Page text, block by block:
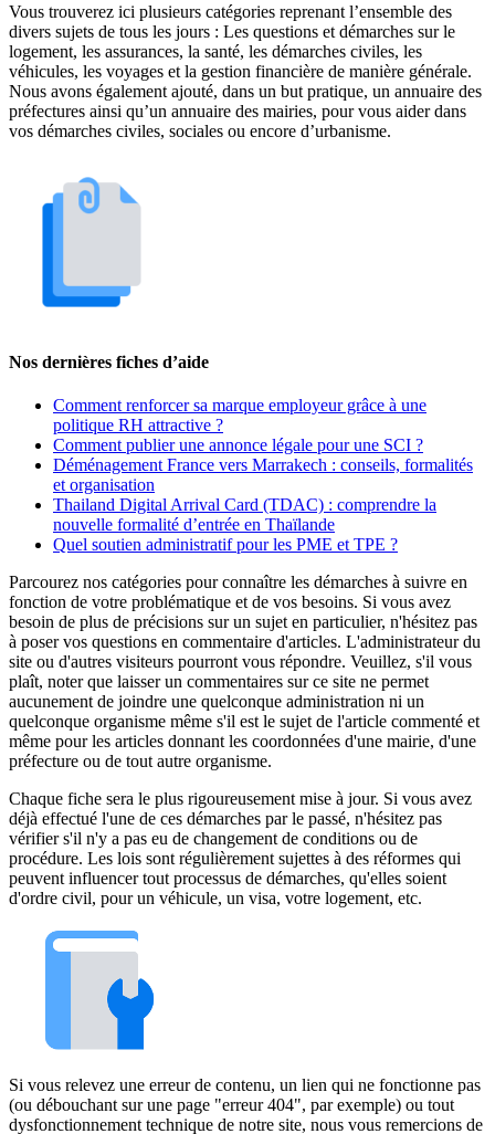
Vous trouverez ici plusieurs catégories reprenant l’ensemble des
divers sujets de tous les jours : Les questions et démarches sur le
logement, les assurances, la santé, les démarches civiles, les
véhicules, les voyages et la gestion financière de manière générale.
Nous avons également ajouté, dans un but pratique, un annuaire des
préfectures ainsi qu’un annuaire des mairies, pour vous aider dans
vos démarches civiles, sociales ou encore d’urbanisme.
Nos dernières fiches d’aide
Comment renforcer sa marque employeur grâce à une
politique RH attractive ?
Comment publier une annonce légale pour une SCI ?
Déménagement France vers Marrakech : conseils, formalités
et organisation
Thailand Digital Arrival Card (TDAC) : comprendre la
nouvelle formalité d’entrée en Thaïlande
Quel soutien administratif pour les PME et TPE ?
Parcourez nos catégories pour connaître les démarches à suivre en
fonction de votre problématique et de vos besoins. Si vous avez
besoin de plus de précisions sur un sujet en particulier, n'hésitez pas
à poser vos questions en commentaire d'articles. L'administrateur du
site ou d'autres visiteurs pourront vous répondre. Veuillez, s'il vous
plaît, noter que laisser un commentaires sur ce site ne permet
aucunement de joindre une quelconque administration ni un
quelconque organisme même s'il est le sujet de l'article commenté et
même pour les articles donnant les coordonnées d'une mairie, d'une
préfecture ou de tout autre organisme.
Chaque fiche sera le plus rigoureusement mise à jour. Si vous avez
déjà effectué l'une de ces démarches par le passé, n'hésitez pas
vérifier s'il n'y a pas eu de changement de conditions ou de
procédure. Les lois sont régulièrement sujettes à des réformes qui
peuvent influencer tout processus de démarches, qu'elles soient
d'ordre civil, pour un véhicule, un visa, votre logement, etc.
Si vous relevez une erreur de contenu, un lien qui ne fonctionne pas
(ou débouchant sur une page "erreur 404", par exemple) ou tout
dysfonctionnement technique de notre site, nous vous remercions de